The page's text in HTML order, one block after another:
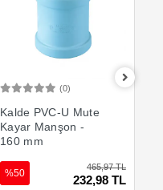
(0)
Kalde PVC-U Mute
Kayar Manşon -
160 mm
465,97 TL
232,98 TL
%50